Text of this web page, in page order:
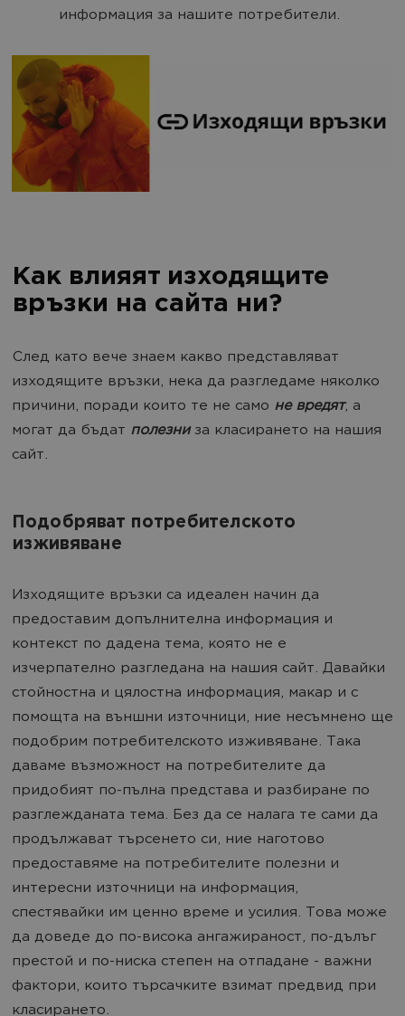
информация за нашите потребители.
Как влияят изходящите
връзки на сайта ни?
След като вече знаем какво представляват
изходящите връзки, нека да разгледаме няколко
причини, поради които те не само не вредят, а
могат да бъдат полезниза класирането на нашия
сайт.
Подобряват потребителското
изживяване
Изходящите връзки са идеален начин да
предоставим допълнителна информация и
контекст по дадена тема, която не е
изчерпателно разгледана на нашия сайт. Давайки
стойностна и цялостна информация, макар и с
помощта на външни източници, ние несъмнено ще
подобрим потребителското изживяване. Така
даваме възможност на потребителите да
придобият по-пълна представа и разбиране по
разглежданата тема. Без да се налага те сами да
продължават търсенето си, ние наготово
предоставяме на потребителите полезни и
интересни източници на информация,
спестявайки им ценно време и усилия. Това може
да доведе до по-висока ангажираност, по-дълъг
престой и по-ниска степен на отпадане - важни
фактори, които търсачките взимат предвид при
класирането.